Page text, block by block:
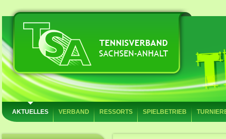
AKTUELLES VERBAND RESSORTS SPIELBETRIEB